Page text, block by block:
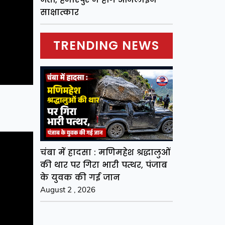
साक्षात्कार
TRENDING NEWS
चंबा में हादसा : मणिमहेश श्रद्धालुओं
की थार पर गिरा भारी पत्थर, पंजाब
के युवक की गई जान
August 2 , 2026